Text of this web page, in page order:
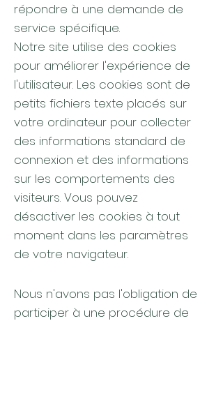
répondre à une demande de
service spécifique.
Notre site utilise des cookies
pour améliorer l'expérience de
l'utilisateur. Les cookies sont de
petits fichiers texte placés sur
votre ordinateur pour collecter
des informations standard de
connexion et des informations
sur les comportements des
visiteurs. Vous pouvez
désactiver les cookies à tout
moment dans les paramètres
de votre navigateur.
Nous n'avons pas l'obligation de
participer à une procédure de